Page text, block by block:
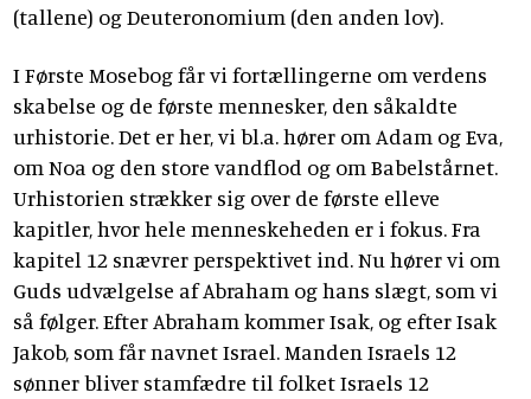
(tallene) og Deuteronomium (den anden lov).
I Første Mosebog får vi fortællingerne om verdens
skabelse og de første mennesker, den såkaldte
urhistorie. Det er her, vi bl.a. hører om Adam og Eva,
om Noa og den store vandflod og om Babelstårnet.
Urhistorien strækker sig over de første elleve
kapitler, hvor hele menneskeheden er i fokus. Fra
kapitel 12 snævrer perspektivet ind. Nu hører vi om
Guds udvælgelse af Abraham og hans slægt, som vi
så følger. Efter Abraham kommer Isak, og efter Isak
Jakob, som får navnet Israel. Manden Israels 12
sønner bliver stamfædre til folket Israels 12